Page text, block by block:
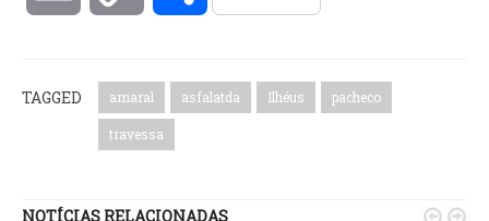
TAGGED amaral asfalatda Ilhéus pacheco
travessa
NOTÍCIAS RELACIONADAS  